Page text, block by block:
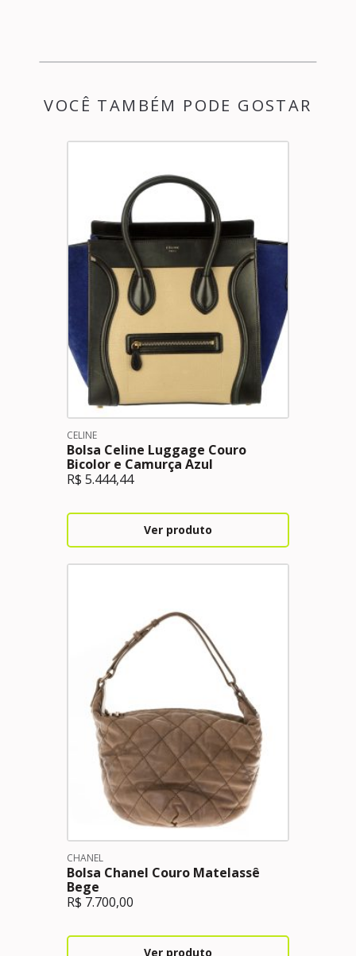
VOCÊ TAMBÉM PODE GOSTAR
CELINE
Bolsa Celine Luggage Couro
Bicolor e Camurça Azul
R$ 5.444,44
Ver produto
CHANEL
Bolsa Chanel Couro Matelassê
Bege
R$ 7.700,00
Ver produto